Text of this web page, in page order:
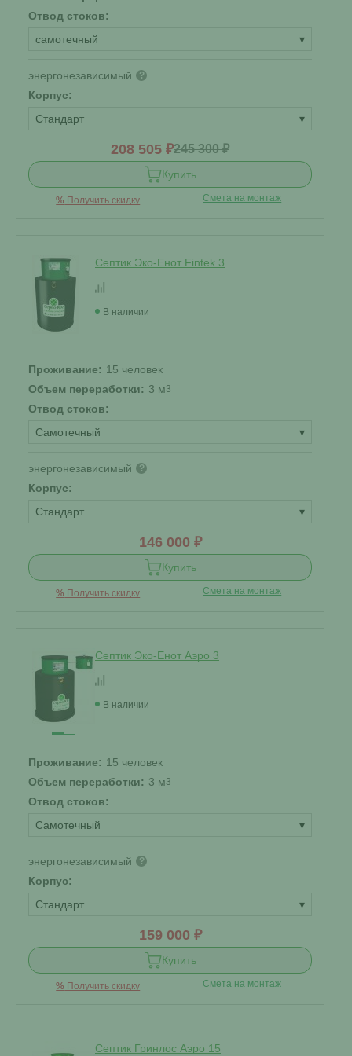
Отвод стоков:
самотечный
▾
энергонезависимый ?
Корпус:
Стандарт
▾
208 505 ₽245 300 ₽
Купить
% Получить скидку Смета на монтаж
Септик Эко-Енот Fintek 3
В наличии
Проживание: 15 человек
Объем переработки: 3 м3
Отвод стоков:
Самотечный
▾
энергонезависимый ?
Корпус:
Стандарт
▾
146 000 ₽
Купить
% Получить скидку Смета на монтаж
Септик Эко-Енот Аэро 3
В наличии
Проживание: 15 человек
Объем переработки: 3 м3
Отвод стоков:
Самотечный
▾
энергонезависимый ?
Корпус:
Стандарт
▾
159 000 ₽
Купить
% Получить скидку Смета на монтаж
Септик Гринлос Аэро 15